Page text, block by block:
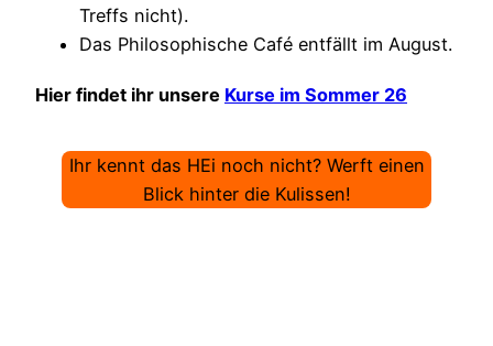
Treffs nicht).
Das Philosophische Café entfällt im August.
Hier findet ihr unsere Kurse im Sommer 26
Ihr kennt das HEi noch nicht? Werft einen
Blick hinter die Kulissen!